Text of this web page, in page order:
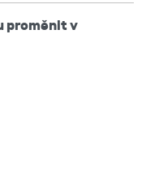
proměnit v